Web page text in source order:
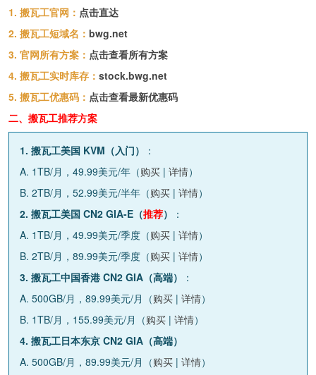
1. 搬瓦工官网： 点击直达
2. 搬瓦工短域名： bwg.net
3. 官网所有方案： 点击查看所有方案
4. 搬瓦工实时库存： stock.bwg.net
5. 搬瓦工优惠码： 点击查看最新优惠码
二、搬瓦工推荐方案
1. 搬瓦工美国 KVM（入门）
：
A. 1TB/月，49.99美元/年（购买 | 详情）
B. 2TB/月，52.99美元/半年（购买 | 详情）
2. 搬瓦工美国 CN2 GIA-E（推荐）
：
A. 1TB/月，49.99美元/季度（购买 | 详情）
B. 2TB/月，89.99美元/季度（购买 | 详情）
3. 搬瓦工中国香港 CN2 GIA（高端）
：
A. 500GB/月，89.99美元/月（购买 | 详情）
B. 1TB/月，155.99美元/月（购买 | 详情）
4. 搬瓦工日本东京 CN2 GIA（高端）
A. 500GB/月，89.99美元/月（购买 | 详情）